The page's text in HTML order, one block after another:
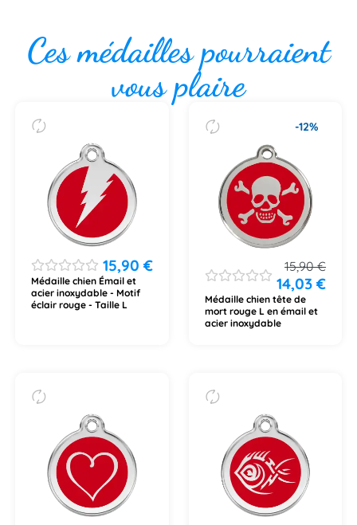
Ces médailles pourraient
vous plaire
15,90 €
Médaille chien Émail et
acier inoxydable - Motif
éclair rouge - Taille L
-12%
15,90€
14,03€
Médaille chien tête de
mort rouge L en émail et
acier inoxydable